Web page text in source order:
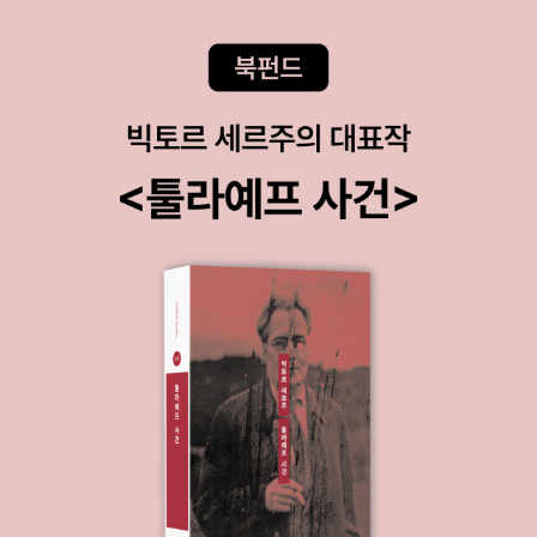
떻게 민주주의는 무너지는가)는 민주주의의 핵심이 되는 규범으
로 상호관용과 제도적 자제를 제시합니다p197 칸트는 청혼을 받
고 매우 오랜 고민 끝에 승낙했는데 이미 상대방은 기다리다 포기
하고 다른 사람과 결혼해 세 아이를 두었다고 하던가요p211 김소
연 시인은 마음사전에서 손만이 할 수 있는 가장 어여쁜 역할은
누군가를 어루만지는 것이다라고 했는지 모릅니다. 상대를 어루
만지면 나의 체온과 감정을 전달할 뿐 아니라 물리적 흔적을 남기
고 있는 것이니까요. 인간은 알 수 없지만 우주는 알 수 있는 흔적
을 말이죠p216 사르트르는 “인생이란 B와 D 사이의C다”라는
멋진 말을 했다고 합니다. 지위 고하를 막론하고 우리는 태어남
(Birth)부터 죽음(Death)에 이르기까지 수많은 선택(Choices)
을 하며 살아가는데, 어느 것 하나 쉬이 결정할 수 있는게 없습니
다.p280 당신이 나를 뭐라 부르든 개의치 않는다. 남이 나를 부
르는 방식이 나를 규정하는 건 아니다.p288 이 세상은 처음부터
진행되었다.다시 말해 구 공영주택을 부동산에서 민간주택으로
구입하여 살고 있는 주민과 (대처 시대 이후 몇 번씩 주인이 바뀐
주택의 주민이 한 동네에 얼룩덜룩하게 섞여서 공존하게 된 것이
다. 후자는 지금도 자신들이 “공영주택지에서 산다.'라고 하지만,
엄밀히 말해 영국의 공영주택지에는 대부분 '구'를 붙여야 한다.
겨나 영국에서 커다란 사회문제가 되었다. 옥스퍼드 영어사전에
서는 차브를 “무례하고 상스러운 언동이 특징인 하층 계급의 젊
은이'라고 정의하지만, 지금은 앞서 이야기한 공영단지 같은 곳에
거주하는 백인 노동자 계급을 통칭하는 말로 쓰이고 있다. 처음에
는 BBC나 전국지에서도 망설임 없이 썼지만, 최근 몇 년 사이에
논쟁의 여지 없는 차별 용어로 문제시되고 있다.지식인들은 '그들
의 패션과 생태를 일반화하여 낙인을 찍어서는 안 된다.'라며 문
제의 용어를 쓰지 않으려 하는데, 실제로 그들 곁에서 살며 겉모
(최종규). 낱말책을 쓴다. 《풀꽃나무 들숲노래 동시 따라쓰기》,
《새로 쓰는 말밑 꾸러미 사전》, 《미래세대를 위한 우리말과 문해
력》, 《들꽃내음 따라 걷다가 작은책집을 보았습니다》, 《우리말
꽃》, 《쉬운 말이 평화》, 《곁말》, 《책숲마실》, 《우리말 수수께끼
동시》, 《시골에서 살림 짓는 즐거움》, 《이오덕 마음 읽기》을 썼
다. blog.naver.com/hbooklove